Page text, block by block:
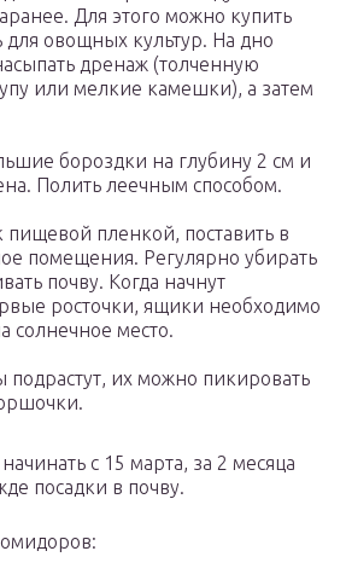
Для этого можно купить
для овощных культур. На дно
дренаж (толченную
или мелкие камешки), а затем
бороздки на глубину 2 см и
Полить леечным способом.
пленкой, поставить в
помещения. Регулярно убирать
почву. Когда начнут
росточки, ящики необходимо
солнечное место.
подрастут, их можно пикировать
с 15 марта, за 2 месяца
посадки в почву.